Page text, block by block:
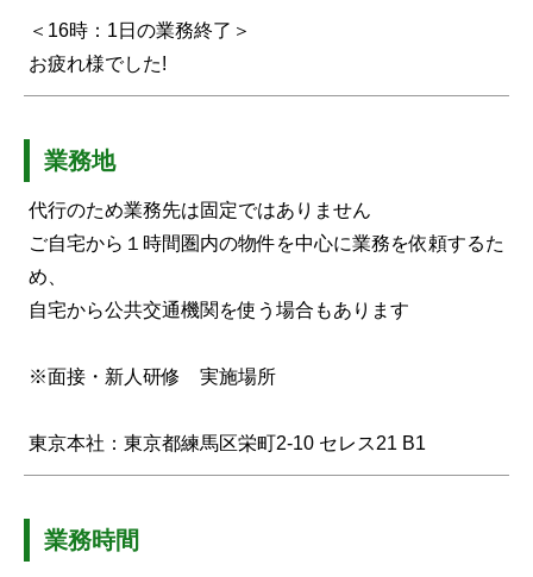
＜16時：1日の業務終了＞
お疲れ様でした!
業務地
代行のため業務先は固定ではありません
ご自宅から１時間圏内の物件を中心に業務を依頼するた
め、
自宅から公共交通機関を使う場合もあります
※面接・新人研修 実施場所
東京本社：東京都練馬区栄町2-10 セレス21 B1
業務時間